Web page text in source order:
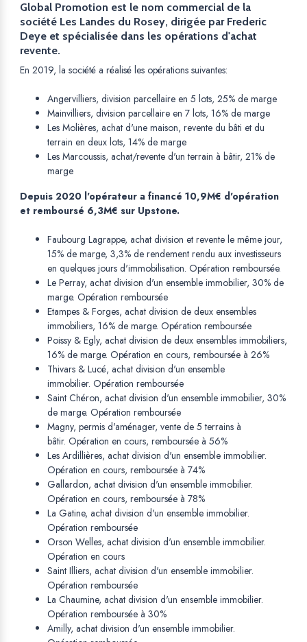
Global Promotion est le nom commercial de la
société Les Landes du Rosey, dirigée par Frederic
Deye et spécialisée dans les opérations d'achat
revente.
En 2019, la société a réalisé les opérations suivantes:
Angervilliers, division parcellaire en 5 lots, 25% de marge
Mainvilliers, division parcellaire en 7 lots, 16% de marge
Les Molières, achat d'une maison, revente du bâti et du
terrain en deux lots, 14% de marge
Les Marcoussis, achat/revente d'un terrain à bâtir, 21% de
marge
Depuis 2020 l'opérateur a financé 10,9M€ d'opération
et remboursé 6,3M€ sur Upstone.
Faubourg Lagrappe, achat division et revente le même jour,
15% de marge, 3,3% de rendement rendu aux investisseurs
en quelques jours d'immobilisation. Opération remboursée.
Le Perray, achat division d'un ensemble immobilier, 30% de
marge. Opération remboursée
Etampes & Forges, achat division de deux ensembles
immobiliers, 16% de marge. Opération remboursée
Poissy & Egly, achat division de deux ensembles immobiliers,
16% de marge. Opération en cours, remboursée à 26%
Thivars & Lucé, achat division d'un ensemble
immobilier. Opération remboursée
Saint Chéron, achat division d'un ensemble immobilier, 30%
de marge. Opération remboursée
Magny, permis d'aménager, vente de 5 terrains à
bâtir. Opération en cours, remboursée à 56%
Les Ardillières, achat division d'un ensemble immobilier.
Opération en cours, remboursée à 74%
Gallardon, achat division d'un ensemble immobilier.
Opération en cours, remboursée à 78%
La Gatine, achat division d'un ensemble immobilier.
Opération remboursée
Orson Welles, achat division d'un ensemble immobilier.
Opération en cours
Saint Illiers, achat division d'un ensemble immobilier.
Opération remboursée
La Chaumine, achat division d'un ensemble immobilier.
Opération remboursée à 30%
Amilly, achat division d'un ensemble immobilier.